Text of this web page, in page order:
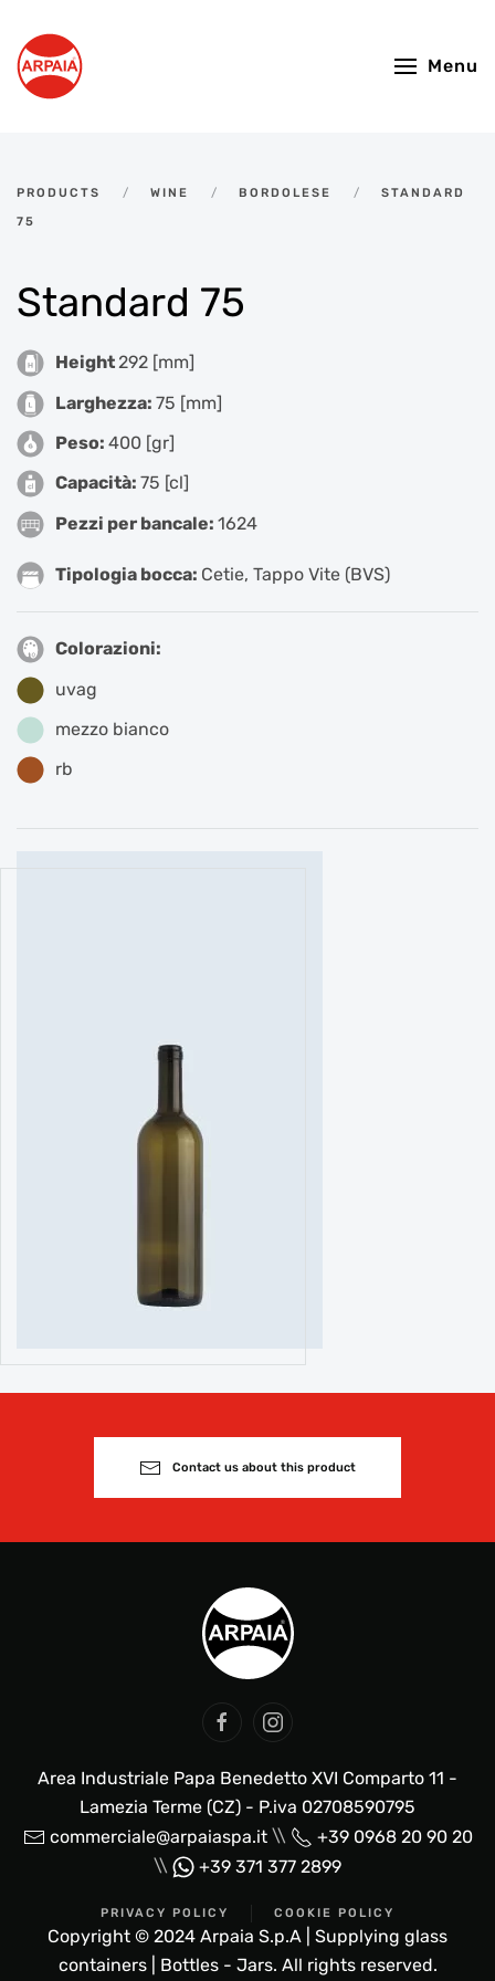
Skip to main content
Menu
PRODUCTS WINE BORDOLESE
STANDARD
75
Standard 75
Height292 [mm]
Larghezza: 75 [mm]
Peso: 400 [gr]
Capacità: 75 [cl]
Pezzi per bancale: 1624
Tipologia bocca: Cetie, Tappo Vite (BVS)
Colorazioni:
uvag
mezzo bianco
rb
Contact us about this product
Area Industriale Papa Benedetto XVI Comparto 11 -
Lamezia Terme (CZ) - P.iva 02708590795
commerciale@arpaiaspa.it\\
+39 0968 20 90 20
\\
+39 371 377 2899
PRIVACY POLICY COOKIE POLICY
Copyright © 2024 Arpaia S.p.A | Supplying glass
containers | Bottles - Jars. All rights reserved.